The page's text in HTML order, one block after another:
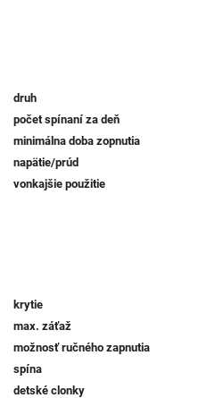
druh
počet spínaní za deň
minimálna doba zopnutia
napätie/prúd
vonkajšie použitie
krytie
max. záťaž
možnosť ručného zapnutia
spína
detské clonky